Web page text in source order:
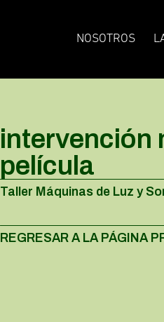
NOSOTROS
intervención
película
Taller Máquinas de Luz y
REGRESAR A LA PÁGINA